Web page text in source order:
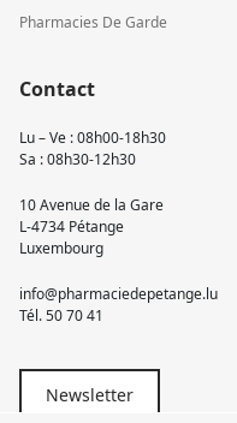
Pharmacies De Garde
Contact
Lu – Ve : 08h00-18h30
Sa : 08h30-12h30
10 Avenue de la Gare
L-4734 Pétange
Luxembourg
info@pharmaciedepetange.lu
Tél.50 70 41
Newsletter